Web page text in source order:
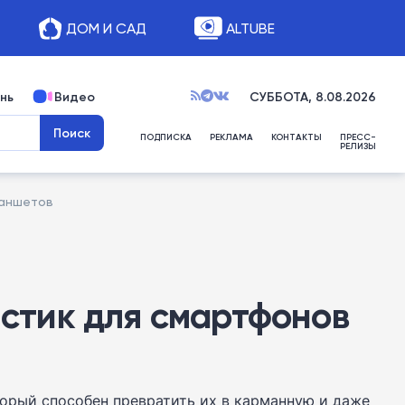
ДОМ И САД ALTUBE
Видео СУББОТА, 8.08.2026
ПОДПИСКА РЕКЛАМА КОНТАКТЫ ПРЕСС-
РЕЛИЗЫ
для смартфонов
способен превратить их в карманную и даже